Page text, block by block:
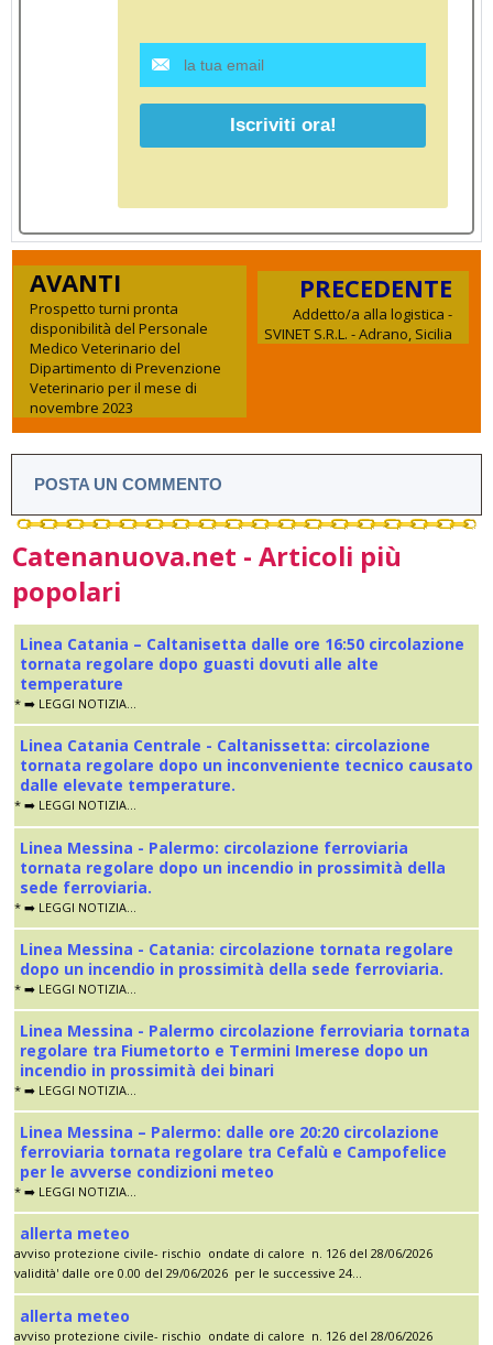
AVANTI
Prospetto turni pronta
disponibilità del Personale
Medico Veterinario del
Dipartimento di Prevenzione
Veterinario per il mese di
novembre 2023
PRECEDENTE
Addetto/a alla logistica -
SVINET S.R.L. - Adrano, Sicilia
POSTA UN COMMENTO
Catenanuova.net - Articoli più
popolari
Linea Catania – Caltanisetta dalle ore 16:50 circolazione
tornata regolare dopo guasti dovuti alle alte
temperature
* ➡️ LEGGI NOTIZIA...
Linea Catania Centrale - Caltanissetta: circolazione
tornata regolare dopo un inconveniente tecnico causato
dalle elevate temperature.
* ➡️ LEGGI NOTIZIA...
Linea Messina - Palermo: circolazione ferroviaria
tornata regolare dopo un incendio in prossimità della
sede ferroviaria.
* ➡️ LEGGI NOTIZIA...
Linea Messina - Catania: circolazione tornata regolare
dopo un incendio in prossimità della sede ferroviaria.
* ➡️ LEGGI NOTIZIA...
Linea Messina - Palermo circolazione ferroviaria tornata
regolare tra Fiumetorto e Termini Imerese dopo un
incendio in prossimità dei binari
* ➡️ LEGGI NOTIZIA...
Linea Messina – Palermo: dalle ore 20:20 circolazione
ferroviaria tornata regolare tra Cefalù e Campofelice
per le avverse condizioni meteo
* ➡️ LEGGI NOTIZIA...
allerta meteo
avviso protezione civile- rischio ondate di calore n. 126 del 28/06/2026
validità' dalle ore 0.00 del 29/06/2026 per le successive 24...
allerta meteo
avviso protezione civile- rischio ondate di calore n. 126 del 28/06/2026